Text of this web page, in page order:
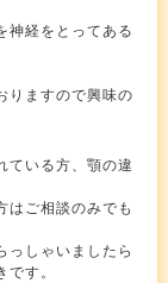
神経をとってある
りますので興味の
ている方、顎の違
はご相談のみでも
っしゃいましたら
す。